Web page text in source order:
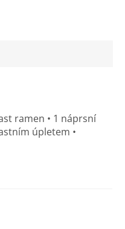
ramen • 1 náprsní
úpletem •